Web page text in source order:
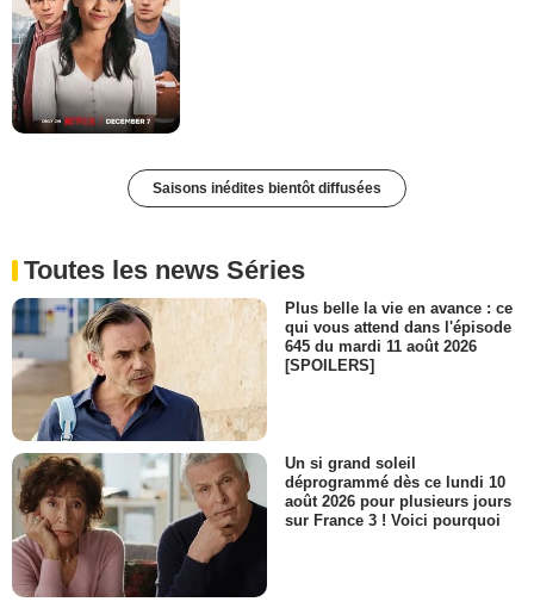
Saisons inédites bientôt diffusées
Toutes les news Séries
Plus belle la vie en avance : ce
qui vous attend dans l'épisode
645 du mardi 11 août 2026
[SPOILERS]
Un si grand soleil
déprogrammé dès ce lundi 10
août 2026 pour plusieurs jours
sur France 3 ! Voici pourquoi